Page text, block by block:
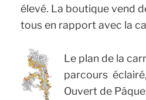
élevé. La boutique vend
tous en rapport avec la
Le plan de la
parcours
Ouvert de